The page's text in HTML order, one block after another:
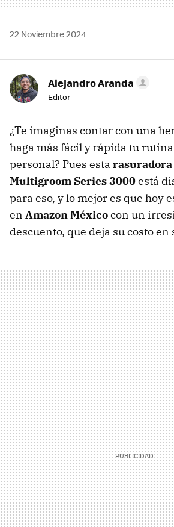
22 Noviembre 2024
Alejandro Aranda
Editor
¿Te imaginas contar con una
haga más fácil y rápida tu
personal? Pues esta
Multigroom Series 3000está
para eso, y lo mejor es que hoy
en Amazon Méxicocon un
descuento, que deja su costo en